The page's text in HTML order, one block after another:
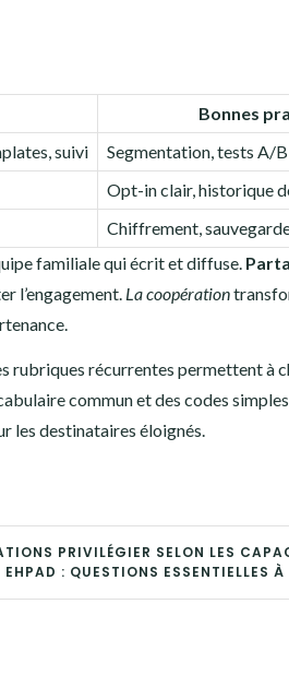
Bonnes
suivi
Segmentation, tests A/B
Opt-in clair, historique
Chiffrement,
familiale qui écrit et diffuse.
l’engagement. La coopération
rubriques récurrentes permettent à
commun et des codes
les destinataires éloignés.
PRIVILÉGIER SELON LES
EHPAD : QUESTIONS ESSENTIELLES